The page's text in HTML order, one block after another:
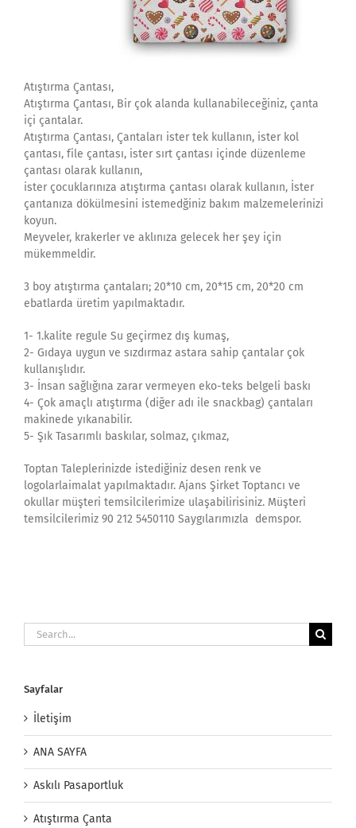
Atıştırma Çantası,
Atıştırma Çantası, Bir çok alanda kullanabileceğiniz, çanta
içi çantalar.
Atıştırma Çantası, Çantaları ister tek kullanın, ister kol
çantası, file çantası, ister sırt çantası içinde düzenleme
çantası olarak kullanın,
ister çocuklarınıza atıştırma çantası olarak kullanın, İster
çantanıza dökülmesini istemedğiniz bakım malzemelerinizi
koyun.
Meyveler, krakerler ve aklınıza gelecek her şey için
mükemmeldir.
3 boy atıştırma çantaları; 20*10 cm, 20*15 cm, 20*20 cm
ebatlarda üretim yapılmaktadır.
1- 1.kalite regule Su geçirmez dış kumaş,
2- Gıdaya uygun ve sızdırmaz astara sahip çantalar çok
kullanışlıdır.
3- İnsan sağlığına zarar vermeyen eko-teks belgeli baskı
4- Çok amaçlı atıştırma (diğer adı ile snackbag) çantaları
makinede yıkanabilir.
5- Şık Tasarımlı baskılar, solmaz, çıkmaz,
Toptan Taleplerinizde istediğiniz desen renk ve
logolarlaimalat yapılmaktadır. Ajans Şirket Toptancı ve
okullar müşteri temsilcilerimize ulaşabilirisiniz. Müşteri
temsilcilerimiz 90 212 5450110 Saygılarımızla demspor.
Search
for:
Sayfalar
İletişim
ANA SAYFA
Askılı Pasaportluk
Atıştırma Çanta